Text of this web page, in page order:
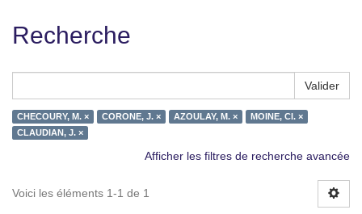
Recherche
Valider
CHECOURY, M. × CORONE, J. × AZOULAY, M. ×
MOINE, Cl. ×
CLAUDIAN, J. ×
Afficher les filtres de recherche avancée
Voici les éléments 1-1 de 1